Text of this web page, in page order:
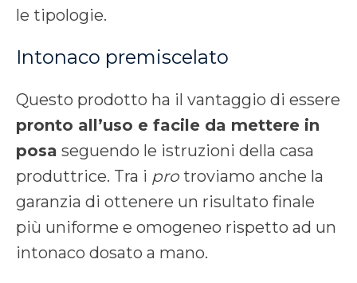
le tipologie.
Intonaco premiscelato
Questo prodotto ha il vantaggio di essere
pronto all’uso e facile da mettere in
posa seguendo le istruzioni della casa
produttrice. Tra i pro troviamo anche la
garanzia di ottenere un risultato finale
più uniforme e omogeneo rispetto ad un
intonaco dosato a mano.